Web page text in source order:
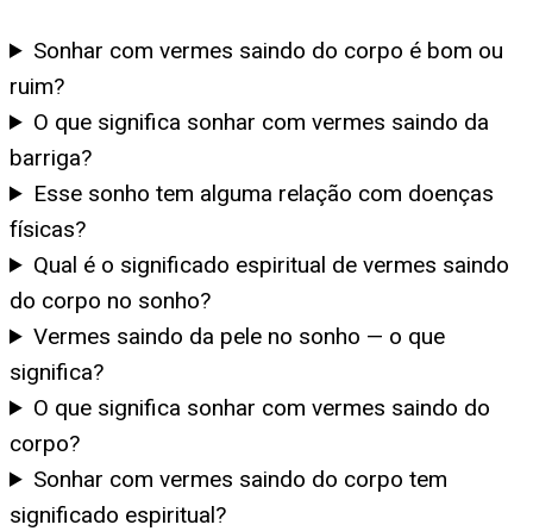
Sonhar com vermes saindo do corpo é bom ou
ruim?
O que significa sonhar com vermes saindo da
barriga?
Esse sonho tem alguma relação com doenças
físicas?
Qual é o significado espiritual de vermes saindo
do corpo no sonho?
Vermes saindo da pele no sonho — o que
significa?
O que significa sonhar com vermes saindo do
corpo?
Sonhar com vermes saindo do corpo tem
significado espiritual?